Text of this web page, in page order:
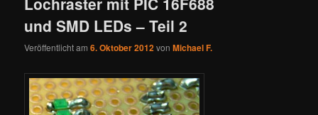
und SMD LEDs – Teil 2
Veröffentlicht am6. Oktober 2012vonMichael F.